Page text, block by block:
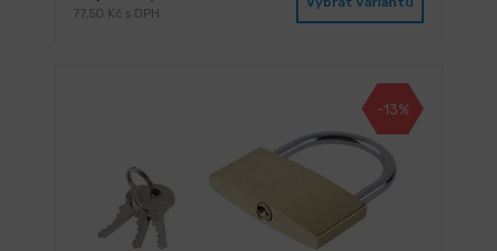
77,50 Kč s DPH
-13%